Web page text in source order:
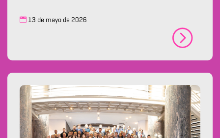
13 de mayo de 2026